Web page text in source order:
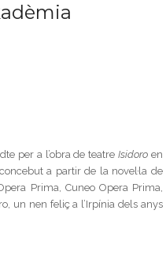
per a l’obra de teatreIsidoro en
concebuta partir de la novel·la de
Prima, Cuneo Opera Prima,
un nen feliç a l’Irpínia dels anys